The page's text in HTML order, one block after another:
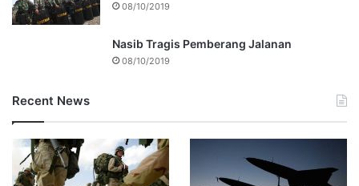
08/10/2019
Nasib Tragis Pemberang Jalanan
08/10/2019
Recent News